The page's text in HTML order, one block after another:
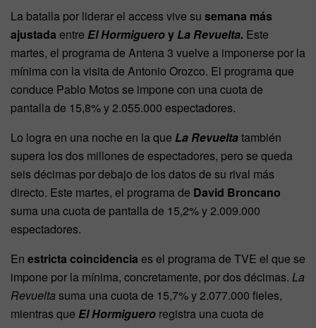
La batalla por liderar el access vive su semana más
ajustada entre El HormigueroyLa Revuelta. Este
martes, el programa de Antena 3 vuelve a imponerse por la
mínima con la visita de Antonio Orozco. El programa que
conduce Pablo Motos se impone con una cuota de
pantalla de 15,8% y 2.055.000 espectadores.
Lo logra en una noche en la que La Revueltatambién
supera los dos millones de espectadores, pero se queda
seis décimas por debajo de los datos de su rival más
directo. Este martes, el programa de David Broncano
suma una cuota de pantalla de 15,2% y 2.009.000
espectadores.
En estricta coincidencia es el programa de TVE el que se
impone por la mínima, concretamente, por dos décimas. La
Revuelta suma una cuota de 15,7% y 2.077.000 fieles,
mientras que El Hormiguero registra una cuota de